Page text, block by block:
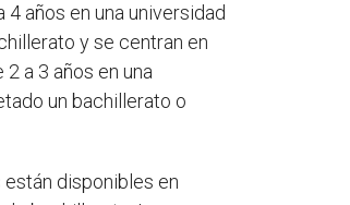
años en una universidad
y se centran en
a 3 años en una
un bachillerato o
disponibles en